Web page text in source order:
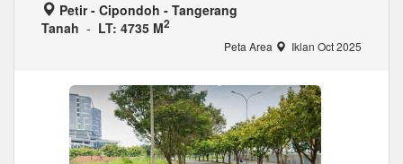
Petir - Cipondoh - Tangerang
Tanah - LT: 4735 M2
Peta Area Iklan Oct 2025